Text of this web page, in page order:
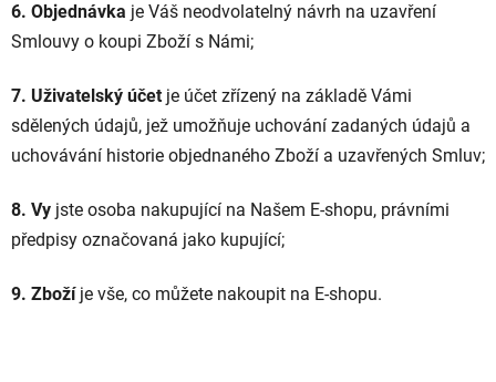
6. Objednávka je Váš neodvolatelný návrh na uzavření
Smlouvy o koupi Zboží s Námi;
7. Uživatelský účet je účet zřízený na základě Vámi
sdělených údajů, jež umožňuje uchování zadaných údajů a
uchovávání historie objednaného Zboží a uzavřených Smluv;
8. Vy jste osoba nakupující na Našem E-shopu, právními
předpisy označovaná jako kupující;
9. Zbožíje vše, co můžete nakoupit na E-shopu.